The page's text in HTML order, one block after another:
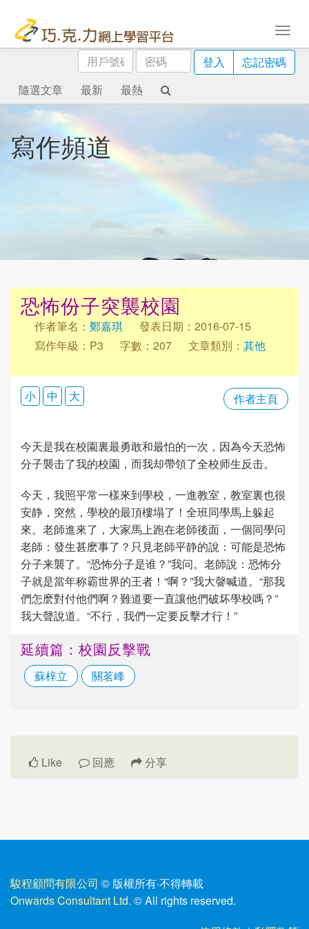
用
戶
號
碼
密
碼
登入
忘記密碼
隨選文章
最新 最熱
寫作頻道
恐怖份子突襲校園
作者筆名： 鄭嘉琪
發表日期：2016-07-15
寫作年級：P3
字數：207 文章類別： 其他
作者主頁
小 中 大
今天是我在校園裏最勇敢和最怕的一次，因為今天恐怖
分子襲击了我的校園，而我却帶領了全校师生反击。
今天，我照平常一樣來到學校，一進教室，教室裏也很
安静，突然，學校的最頂樓塌了！全班同學馬上躲起
來。老師進來了，大家馬上跑在老師後面，一個同學问
老師：發生甚麽事了？只見老師平静的說：可能是恐怖
分子来襲了。“恐怖分子是谁？”我问。老師說：恐怖分
子就是當年称霸世界的王者！“啊？”我大韾喊道。“那我
們怎麽對付他們啊？難道要一直讓他們破坏學校嗎？”
我大聲說道。“不行，我們一定要反擊才行！”
延續篇：校園反擊戰
蘇梓立 關茗峰
Like 回應 分享
駿程顧問有限公司 © 版權所有·不得轉載
Onwards Consultant Ltd. © All rights reserved.